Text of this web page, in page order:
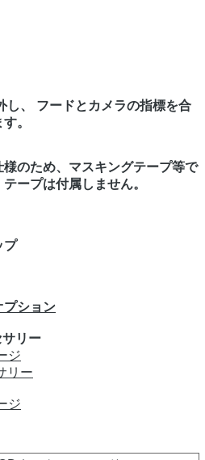
し、 フードとカメラの指標を合
。
のため、マスキングテープ等で
ープは付属しません。
プ
プション
リー
リー